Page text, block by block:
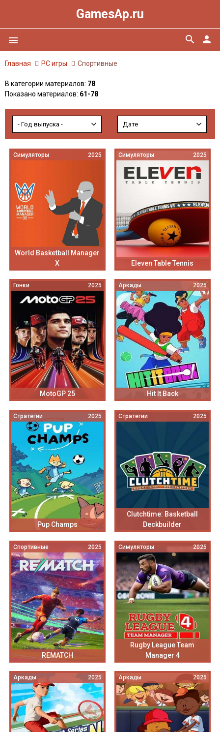
GamesAp.ru
menu person
search
Главная PC игры Спортивные
В категории материалов: 78
Показано материалов: 61-78
Симуляторы 2025
World Basketball Manager
X
Симуляторы 2025
Eleven Table Tennis
Гонки 2025
MotoGP 25
Аркады 2025
Hit It Back
Стратегии 2025
Pup Champs
Стратегии 2025
Clutchtime: Basketball
Deckbuilder
Спортивные 2025
REMATCH
Симуляторы 2025
Rugby League Team
Manager 4
Аркады 2025 Аркады 2025